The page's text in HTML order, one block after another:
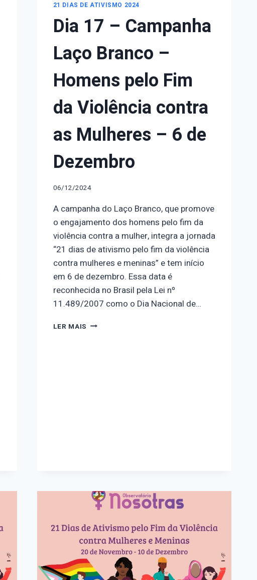
21 DIAS DE ATIVISMO 2024
Dia 17 – Campanha
Laço Branco –
Homens pelo Fim
da Violência contra
as Mulheres – 6 de
Dezembro
06/12/2024
A campanha do Laço Branco, que promove
o engajamento dos homens pelo fim da
violência contra a mulher, integra a jornada
“21 dias de ativismo pelo fim da violência
contra mulheres e meninas” e tem início
em 6 de dezembro. Essa data é
reconhecida no Brasil pela Lei nº
11.489/2007 como o Dia Nacional de…
LER MAIS DIA
6
DE
DEZEMBRO